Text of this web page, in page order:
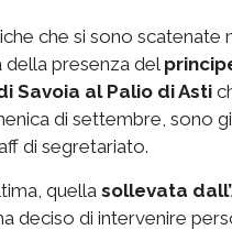
che si sono scatenate
della presenza del
Savoia al Palio di Asti
di settembre, sono
di segretariato.
quellasollevata
deciso di intervenire